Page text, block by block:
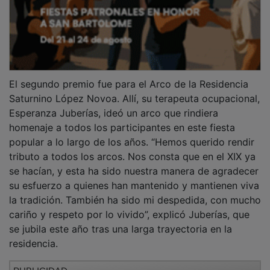
Saturnino López Novoa. Allí, su terapeuta ocupacional,
Esperanza Juberías, ideó un arco que rindiera
homenaje a todos los participantes en este fiesta
popular a lo largo de los años. “Hemos querido rendir
tributo a todos los arcos. Nos consta que en el XIX ya
se hacían, y esta ha sido nuestra manera de agradecer
su esfuerzo a quienes han mantenido y mantienen viva
la tradición. También ha sido mi despedida, con mucho
cariño y respeto por lo vivido”, explicó Juberías, que
se jubila este año tras una larga trayectoria en la
residencia.